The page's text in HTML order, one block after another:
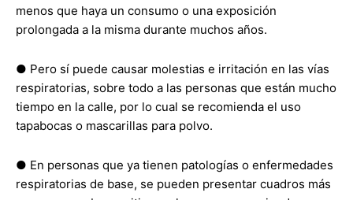
menos que haya un consumo o una exposición
prolongada a la misma durante muchos años.
● Pero sí puede causar molestias e irritación en las vías
respiratorias, sobre todo a las personas que están mucho
tiempo en la calle, por lo cual se recomienda el uso
tapabocas o mascarillas para polvo.
● En personas que ya tienen patologías o enfermedades
respiratorias de base, se pueden presentar cuadros más